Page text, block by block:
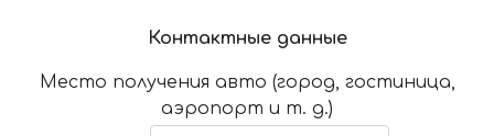
Контактные данные
Место получения авто (город, гостиница,
аэропорт и т. д.)